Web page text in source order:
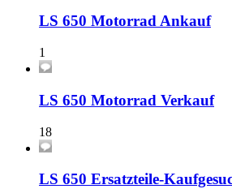
LS 650 Motorrad Ankauf
1
LS 650 Motorrad Verkauf
18
LS 650 Ersatzteile-